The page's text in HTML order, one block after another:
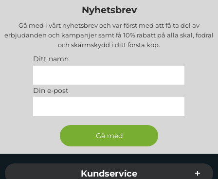
Nyhetsbrev
Gå med i vårt nyhetsbrev och var först med att få ta del av
erbjudanden och kampanjer samt få 10% rabatt på alla skal, fodral
och skärmskydd i ditt första köp.
Ditt namn
Din e-post
Sidfot Blandad info och länkar
Kundservice